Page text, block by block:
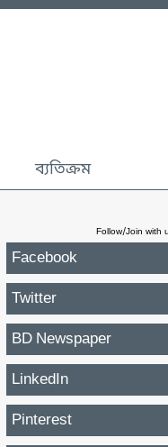
ব্যতিক্রম
Follow/Join with
Facebook
Twitter
BD Newspaper
LinkedIn
Pinterest